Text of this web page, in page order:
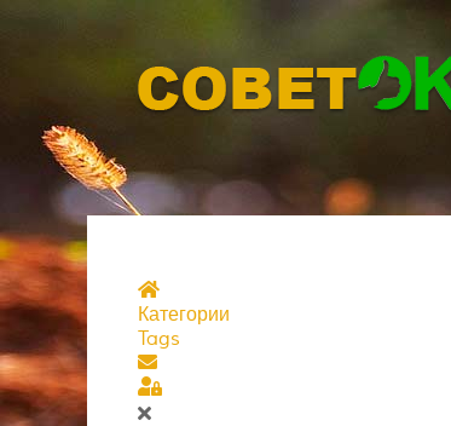
Главная страница
Категории
Tags
Подписаться на блог
Sign In